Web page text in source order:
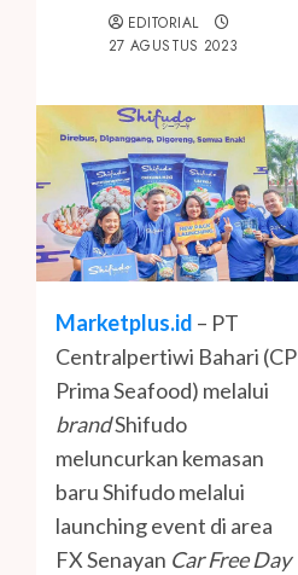
EDITORIAL
27 AGUSTUS 2023
Marketplus.id – PT
Centralpertiwi Bahari (CP
Prima Seafood) melalui
brandShifudo
meluncurkan kemasan
baru Shifudo melalui
launching event di area
FX Senayan Car Free Day